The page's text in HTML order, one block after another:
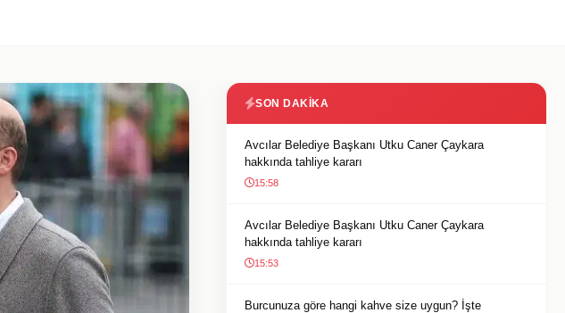
SON DAKIKA
Avcılar Belediye Başkanı Utku Caner Çaykara
hakkında tahliye kararı
15:58
Avcılar Belediye Başkanı Utku Caner Çaykara
hakkında tahliye kararı
15:53
Burcunuza göre hangi kahve size uygun? İşte